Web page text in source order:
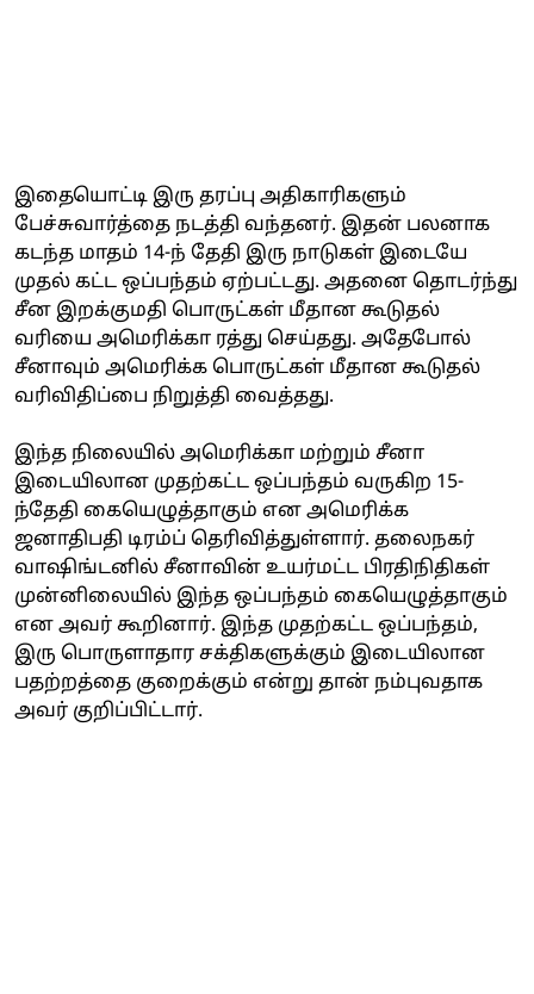
இதையொட்டி இரு தரப்பு அதிகாரிகளும்
பேச்சுவார்த்தை நடத்தி வந்தனர். இதன் பலனாக
கடந்த மாதம் 14-ந் தேதி இரு நாடுகள் இடையே
முதல் கட்ட ஒப்பந்தம் ஏற்பட்டது. அதனை தொடர்ந்து
சீன இறக்குமதி பொருட்கள் மீதான கூடுதல்
வரியை அமெரிக்கா ரத்து செய்தது. அதேபோல்
சீனாவும் அமெரிக்க பொருட்கள் மீதான கூடுதல்
வரிவிதிப்பை நிறுத்தி வைத்தது.
இந்த நிலையில் அமெரிக்கா மற்றும் சீனா
இடையிலான முதற்கட்ட ஒப்பந்தம் வருகிற 15-
ந்தேதி கையெழுத்தாகும் என அமெரிக்க
ஜனாதிபதி டிரம்ப் தெரிவித்துள்ளார். தலைநகர்
வாஷிங்டனில் சீனாவின் உயர்மட்ட பிரதிநிதிகள்
முன்னிலையில் இந்த ஒப்பந்தம் கையெழுத்தாகும்
என அவர் கூறினார். இந்த முதற்கட்ட ஒப்பந்தம்,
இரு பொருளாதார சக்திகளுக்கும் இடையிலான
பதற்றத்தை குறைக்கும் என்று தான் நம்புவதாக
அவர் குறிப்பிட்டார்.